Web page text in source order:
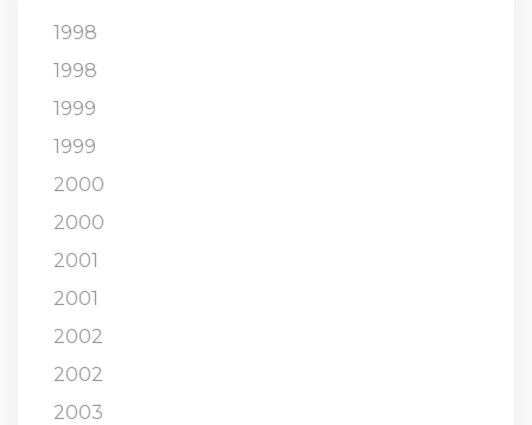
1998
1998
1999
1999
2000
2000
2001
2001
2002
2002
2003